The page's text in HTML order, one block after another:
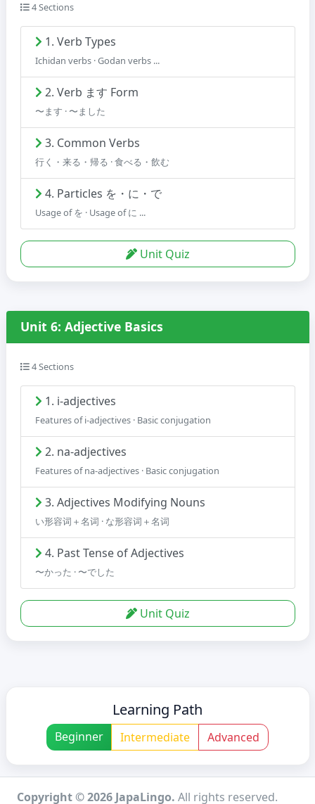
4 Sections
1. Verb Types
Ichidan verbs · Godan verbs ...
2. Verb ます Form
〜ます · 〜ました
3. Common Verbs
行く・来る・帰る · 食べる・飲む
4. Particles を・に・で
Usage of を · Usage of に ...
Unit Quiz
Unit 6: Adjective Basics
4 Sections
1. i-adjectives
Features of i-adjectives · Basic conjugation
2. na-adjectives
Features of na-adjectives · Basic conjugation
3. Adjectives Modifying Nouns
い形容词＋名词 · な形容词＋名词
4. Past Tense of Adjectives
〜かった · 〜でした
Unit Quiz
Learning Path
Beginner Intermediate Advanced
Copyright © 2026 JapaLingo. All rights reserved.